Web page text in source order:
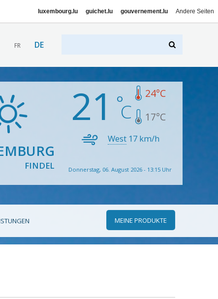
luxembourg.lu guichet.lu gouvernement.lu Andere Seiten
FR DE
FINDEL
21 24°C
17°C
West 17 km/h
Donnerstag, 06. August 2026 - 13:15 Uhr
MEINE PRODUKTE